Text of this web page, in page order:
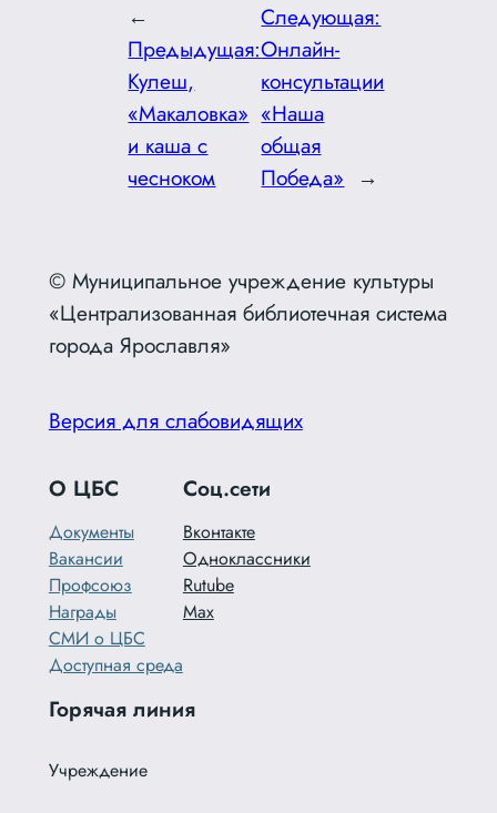
←
Предыдущая:
Кулеш,
«Макаловка»
и каша с
чесноком
Следующая:
Онлайн-
консультации
«Наша
общая
Победа» →
© Муниципальное учреждение культуры
«Централизованная библиотечная система
города Ярославля»
Версия для слабовидящих
О ЦБС
Документы
Вакансии
Профсоюз
Награды
СМИ о ЦБС
Доступная среда
Соц.сети
Вконтакте
Одноклассники
Rutube
Max
Горячая линия
Учреждение